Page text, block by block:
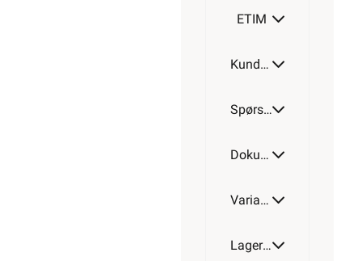
ETIM
Kundeomtale
Spørsmål og svar
Dokumentasjon
Varianter av artikkel
Lagerstatus